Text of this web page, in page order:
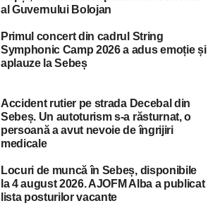
al Guvernului Bolojan
Primul concert din cadrul String
Symphonic Camp 2026 a adus emoție și
aplauze la Sebeș
Accident rutier pe strada Decebal din
Sebeș. Un autoturism s-a răsturnat, o
persoană a avut nevoie de îngrijiri
medicale
Locuri de muncă în Sebeș, disponibile
la 4 august 2026. AJOFM Alba a publicat
lista posturilor vacante